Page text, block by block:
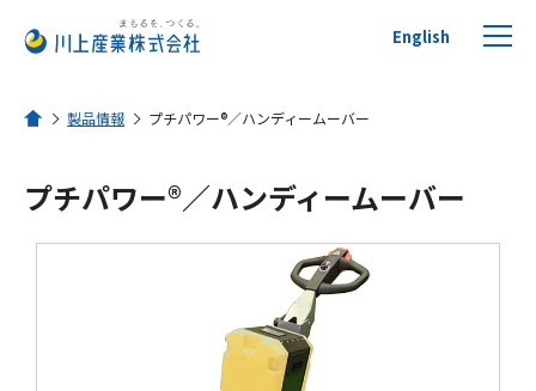
English
プチプチについて
ホーム
製品情報 プチパワー®／ハンディームーバー
プチパワー®／ハンディームーバー